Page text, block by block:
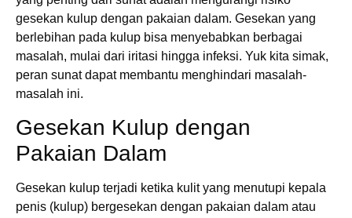
gesekan kulup dengan pakaian dalam. Gesekan yang
berlebihan pada kulup bisa menyebabkan berbagai
masalah, mulai dari iritasi hingga infeksi. Yuk kita simak,
peran sunat dapat membantu menghindari masalah-
masalah ini.
Gesekan Kulup dengan
Pakaian Dalam
Gesekan kulup terjadi ketika kulit yang menutupi kepala
penis (kulup) bergesekan dengan pakaian dalam atau